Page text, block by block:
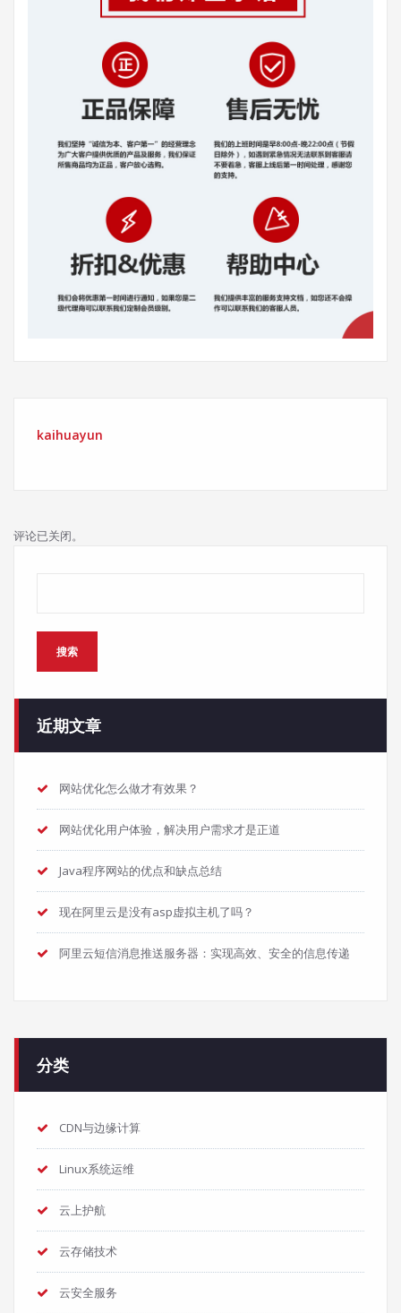
kaihuayun
评论已关闭。
搜索
近期文章
网站优化怎么做才有效果？
网站优化用户体验，解决用户需求才是正道
Java程序网站的优点和缺点总结
现在阿里云是没有asp虚拟主机了吗？
阿里云短信消息推送服务器：实现高效、安全的信息传递
分类
CDN与边缘计算
Linux系统运维
云上护航
云存储技术
云安全服务